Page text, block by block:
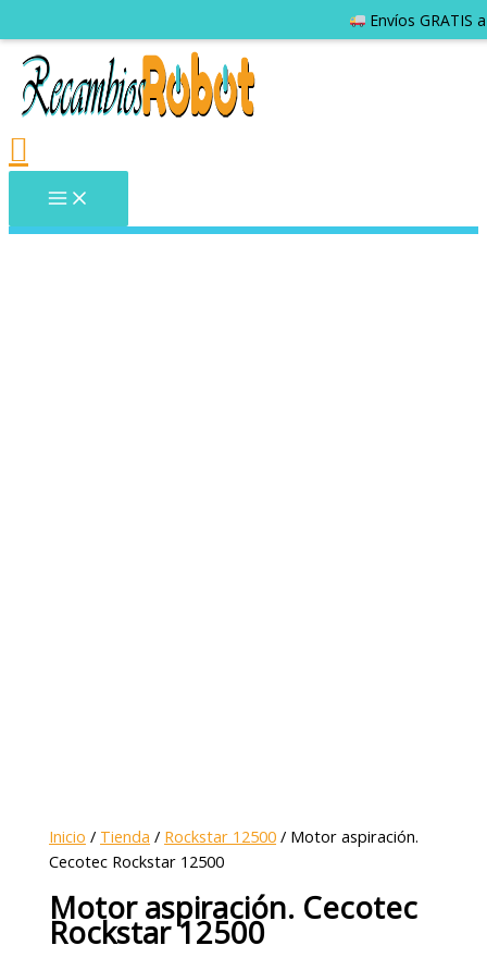
Envíos GRATIS
Inicio / Tienda / Rockstar 12500 / Motor aspiración.
Cecotec Rockstar 12500
Motor aspiración. Cecotec
Rockstar 12500